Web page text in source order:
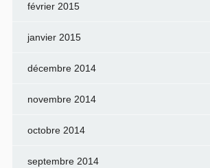
février 2015
janvier 2015
décembre 2014
novembre 2014
octobre 2014
septembre 2014